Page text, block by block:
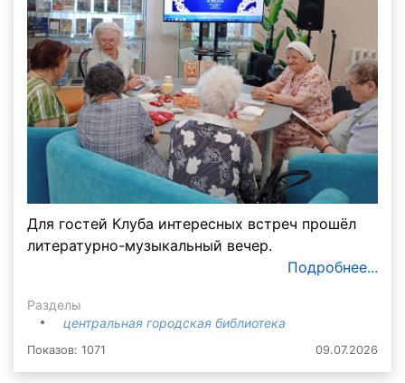
Для гостей Клуба интересных встреч прошёл
литературно-музыкальный вечер.
Подробнее...
Разделы
центральная городская библиотека
Показов: 1071 09.07.2026